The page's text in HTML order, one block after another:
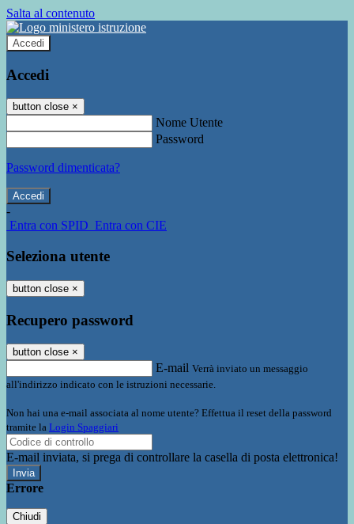
Salta al contenuto
Accedi
Accedi
button close ×
Nome Utente
Password
Password dimenticata?
-
Entra con SPID Entra con CIE
Seleziona utente
button close ×
Recupero password
button close ×
E-mail Verrà inviato un messaggio
all'indirizzo indicato con le istruzioni necessarie.
Non hai una e-mail associata al nome utente? Effettua il reset della password
tramite la Login Spaggiari
E-mail inviata, si prega di controllare la casella di posta elettronica!
Errore
Chiudi